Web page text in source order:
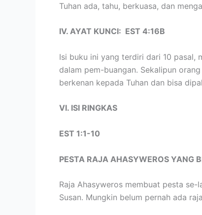
Tuhan ada, tahu, berkuasa, dan
IV. AYAT KUNCI: EST 4:16B
Isi buku ini yang terdiri dari 10 pasal,
dalam pem-buangan. Sekalipun
berkenan kepada Tuhan dan bisa
VI. ISI RINGKAS
EST 1:1-10
PESTA RAJA AHASYWEROS YANG
Raja Ahasyweros membuat pesta
Susan. Mungkin belum pernah ada